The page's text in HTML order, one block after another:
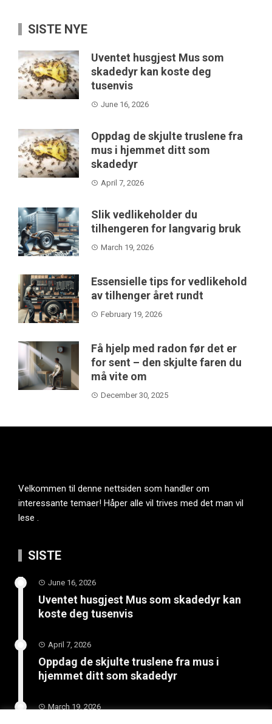
SISTE NYE
Uventet husgjest Mus som
skadedyr kan koste deg
tusenvis
June 16, 2026
Oppdag de skjulte truslene fra
mus i hjemmet ditt som
skadedyr
April 7, 2026
Slik vedlikeholder du
tilhengeren for langvarig bruk
March 19, 2026
Essensielle tips for vedlikehold
av tilhenger året rundt
February 19, 2026
Få hjelp med radon før det er
for sent – den skjulte faren du
må vite om
December 30, 2025
Velkommen til denne nettsiden som handler om
interessante temaer! Håper alle vil trives med det man vil
lese .
SISTE
June 16, 2026
Uventet husgjest Mus som skadedyr kan
koste deg tusenvis
April 7, 2026
Oppdag de skjulte truslene fra mus i
hjemmet ditt som skadedyr
March 19, 2026